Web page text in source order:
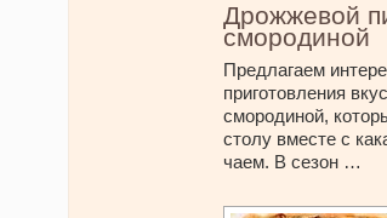
Дрожжевой
смородиной
Предлагаем
приготовления
смородиной,
столу вместе с
чаем. В сезон …